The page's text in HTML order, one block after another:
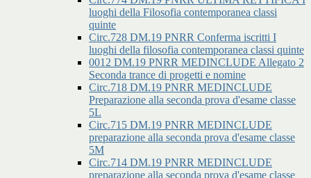
luoghi della Filosofia contemporanea classi
quinte
Circ.728 DM.19 PNRR Conferma iscritti I
luoghi della filosofia contemporanea classi quinte
0012 DM.19 PNRR MEDINCLUDE Allegato 2
Seconda trance di progetti e nomine
Circ.718 DM.19 PNRR MEDINCLUDE
Preparazione alla seconda prova d'esame classe
5L
Circ.715 DM.19 PNRR MEDINCLUDE
preparazione alla seconda prova d'esame classe
5M
Circ.714 DM.19 PNRR MEDINCLUDE
preparazione alla seconda prova d'esame classe